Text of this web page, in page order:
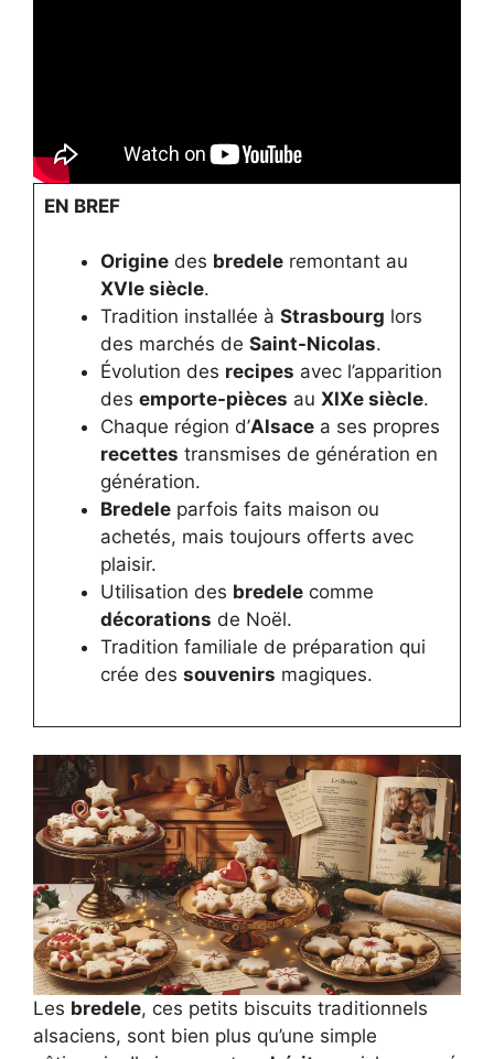
EN BREF
Originedes bredeleremontant au
XVIe siècle.
Tradition installée à Strasbourg lors
des marchés de Saint-Nicolas.
Évolution des recipes avec l’apparition
des emporte-pièces au XIXe siècle.
Chaque région d’Alsacea ses propres
recettes transmises de génération en
génération.
Bredeleparfois faits maison ou
achetés, mais toujours offerts avec
plaisir.
Utilisation des bredelecomme
décorations de Noël.
Tradition familiale de préparation qui
crée des souvenirs magiques.
Les bredele, ces petits biscuits traditionnels
alsaciens, sont bien plus qu’une simple